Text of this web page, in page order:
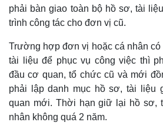
phải bàn giao toàn bộ hồ sơ, tài
trình công tác cho đơn vị cũ.
Trường hợp đơn vị hoặc cá nhân
tài liệu để phục vụ công việc thì
đầu cơ quan, tổ chức cũ và mới
phải lập danh mục hồ sơ, tài
quan mới. Thời hạn giữ lại hồ sơ,
nhân không quá 2 năm.